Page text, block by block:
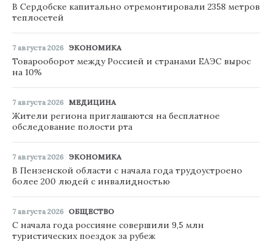
В Сердобске капитально отремонтировали 2358 метров
теплосетей
7 августа 2026 ЭКОНОМИКА
Товарооборот между Россией и странами ЕАЭС вырос
на 10%
7 августа 2026 МЕДИЦИНА
Жители региона приглашаются на бесплатное
обследование полости рта
7 августа 2026 ЭКОНОМИКА
В Пензенской области с начала года трудоустроено
более 200 людей с инвалидностью
7 августа 2026 ОБЩЕСТВО
С начала года россияне совершили 9,5 млн
туристических поездок за рубеж